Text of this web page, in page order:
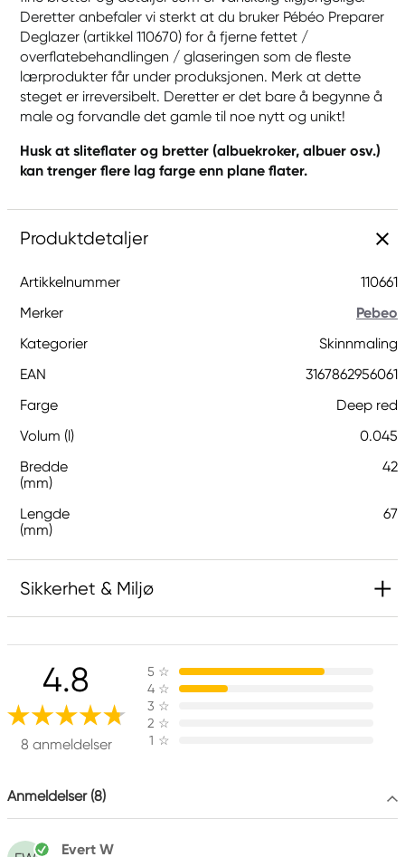
Deretter anbefaler vi sterkt at du bruker Pébéo Preparer
Deglazer (artikkel 110670) for å fjerne fettet /
overflatebehandlingen / glaseringen som de fleste
lærprodukter får under produksjonen. Merk at dette
steget er irreversibelt. Deretter er det bare å begynne å
male og forvandle det gamle til noe nytt og unikt!
Husk at sliteflater og bretter (albuekroker, albuer osv.)
kan trenger flere lag farge enn plane flater.
Produktdetaljer
Artikkelnummer
110661
Merker
Pebeo
Kategorier
Skinnmaling
EAN
3167862956061
Farge
Deep red
Volum (l)
0.045
Bredde
(mm)
42
Lengde
(mm)
67
Sikkerhet & Miljø
Inneholder 5-klor-2-metyl-4-isotiazolin-3-on og
2-metyl-4-isotiazolin-3-on (3:1) og 1,2-
benzisotiazol-3(2H)-on (biocid). Kan gi en
allergisk reaksjon.
Pebeo
Pébéo
4.8
8 anmeldelser
5 ☆
4 ☆
3 ☆
2 ☆
1 ☆
Anmeldelser (8)
Evert W